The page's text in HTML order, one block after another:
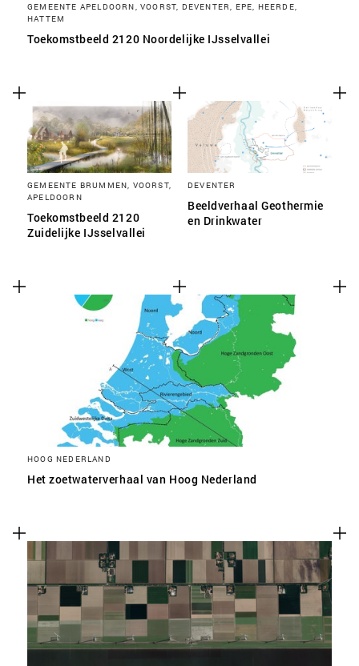
GEMEENTE APELDOORN, VOORST, DEVENTER, EPE, HEERDE,
HATTEM
Toekomstbeeld 2120 Noordelijke IJsselvallei
GEMEENTE BRUMMEN, VOORST,
APELDOORN
Toekomstbeeld 2120
Zuidelijke IJsselvallei
DEVENTER
Beeldverhaal Geothermie
en Drinkwater
HOOG NEDERLAND
Het zoetwaterverhaal van Hoog Nederland